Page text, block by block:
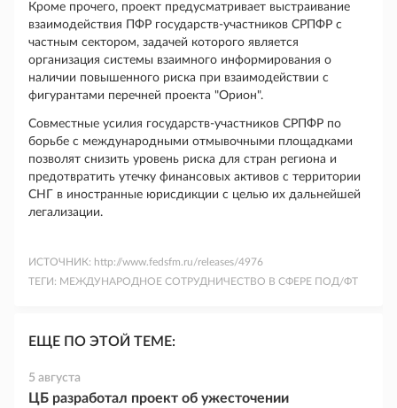
Кроме прочего, проект предусматривает выстраивание
взаимодействия ПФР государств-участников СРПФР с
частным сектором, задачей которого является
организация системы взаимного информирования о
наличии повышенного риска при взаимодействии с
фигурантами перечней проекта "Орион".
Совместные усилия государств-участников СРПФР по
борьбе с международными отмывочными площадками
позволят снизить уровень риска для стран региона и
предотвратить утечку финансовых активов с территории
СНГ в иностранные юрисдикции с целью их дальнейшей
легализации.
ИСТОЧНИК: http://www.fedsfm.ru/releases/4976
ТЕГИ: МЕЖДУНАРОДНОЕ СОТРУДНИЧЕСТВО В СФЕРЕ ПОД/ФТ
ЕЩЕ ПО ЭТОЙ ТЕМЕ:
5 августа
ЦБ разработал проект об ужесточении